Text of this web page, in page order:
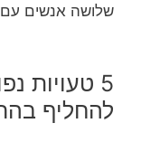
שלושה אנשים
5 טעויות
להחליף